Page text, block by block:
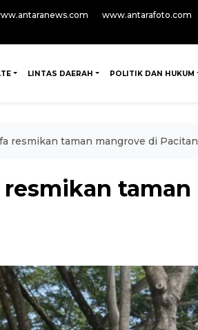
www.antarafoto.com
LINTAS DAERAH POLITIK DAN HUKUM
resmikan taman mangrove di Pacitan
taman